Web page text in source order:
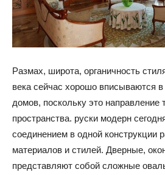
Размах, широта, органичность
века сейчас хорошо вписываются в
домов, поскольку это направление
пространства. руски модерн
соединением в одной конструкции
материалов и стилей. Дверные,
представляют собой сложные